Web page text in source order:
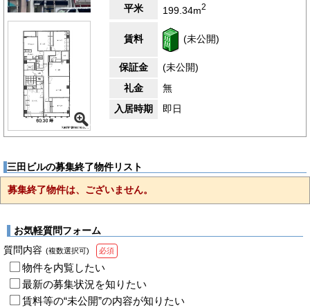
平米
199.34m2
賃料 (未公開)
保証金
(未公開)
礼金
無
入居時期
即日
三田ビルの募集終了物件リスト
募集終了物件は、ございません。
お気軽質問フォーム
質問内容 (複数選択可) 必須
物件を内覧したい
最新の募集状況を知りたい
賃料等の“未公開”の内容が知りたい